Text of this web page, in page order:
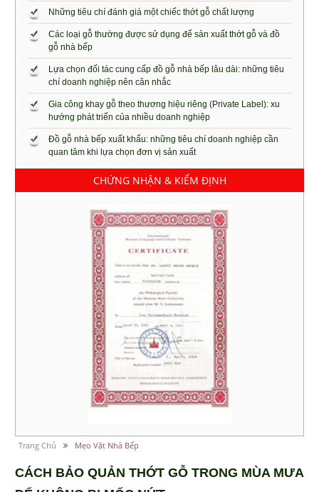
Những tiêu chí đánh giá một chiếc thớt gỗ chất lượng
Các loại gỗ thường được sử dụng để sản xuất thớt gỗ và đồ
gỗ nhà bếp
Lựa chọn đối tác cung cấp đồ gỗ nhà bếp lâu dài: những tiêu
chí doanh nghiệp nên cân nhắc
Gia công khay gỗ theo thương hiệu riêng (Private Label): xu
hướng phát triển của nhiều doanh nghiệp
Đồ gỗ nhà bếp xuất khẩu: những tiêu chí doanh nghiệp cần
quan tâm khi lựa chọn đơn vị sản xuất
CHỨNG NHẬN & KIỂM ĐỊNH
Trang Chủ Mẹo Vặt Nhà Bếp
CÁCH BẢO QUẢN THỚT GỖ TRONG MÙA MƯA